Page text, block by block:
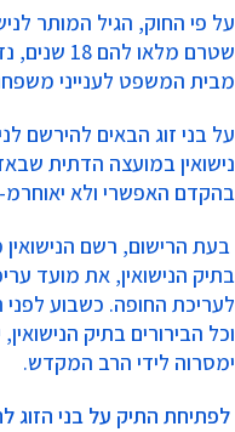
שטרם
מבית המשפט לענייני
על בני זוג הבאים להירשם
נישואין במועצה הדתית
בהקדם האפשרי ולא יאוחרמ- 45 יום לפני מועד הנישואין.
בעת הרישום, רשם
בתיק הנישואין, את מועד
לעריכת החופה. כשבוע
וכל הבירורים בתיק
ימסרוה לידי הרב המקדש.
לפתיחת התיק על בני הזוג